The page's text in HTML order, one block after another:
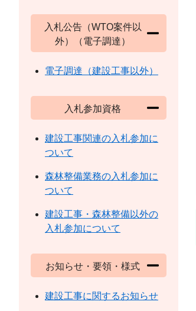
入札公告（WTO案件以
外）（電子調達）
電子調達（建設工事以外）
入札参加資格
建設工事関連の入札参加に
ついて
森林整備業務の入札参加に
ついて
建設工事・森林整備以外の
入札参加について
お知らせ・要領・様式
建設工事に関するお知らせ